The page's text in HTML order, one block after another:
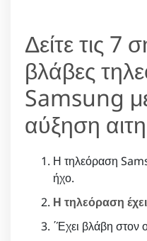
Δείτε τις 7
βλάβες
Samsung
αύξηση
Η τηλεόραση
ήχο.
Η τηλεόραση
΄Έχει βλάβη στον